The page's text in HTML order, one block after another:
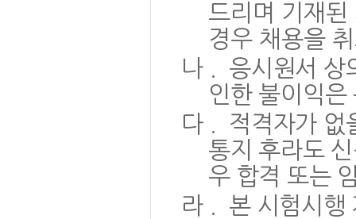
드리며 기재
경우 채용을
나
응시원서 상
인한 불이익은
다
적격자가 없
통지 후라도
우 합격 또는
라
본 시험시행